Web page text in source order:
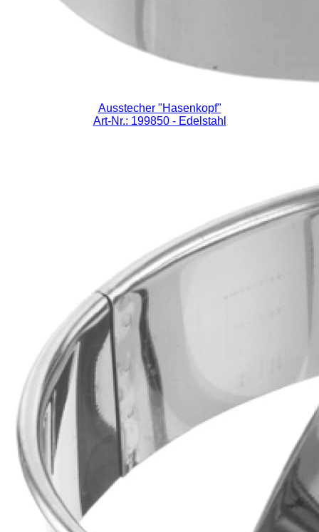
Ausstecher "Hasenkopf"
Art-Nr.: 199850 - Edelstahl